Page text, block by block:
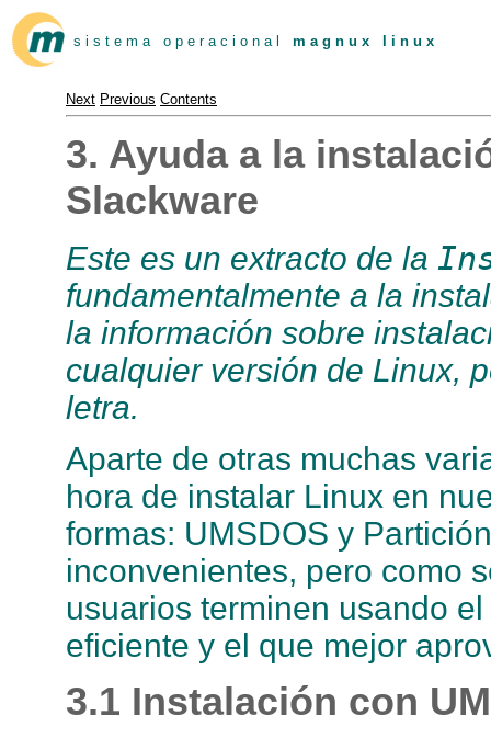
s i s t e m a o p e r a c i o n a l m a g n u x l i n u x
Next Previous Contents
3. Ayuda a la
Slackware
Este es un extracto de la
fundamentalmente a la
la información sobre
cualquier versión de Linux,
letra.
Aparte de otras muchas
hora de instalar Linux en
formas: UMSDOS y
inconvenientes, pero como
usuarios terminen usando
eficiente y el que mejor
3.1 Instalación con